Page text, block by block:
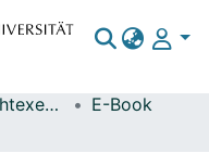
Elektronische Pflichtexemplare
E-Book